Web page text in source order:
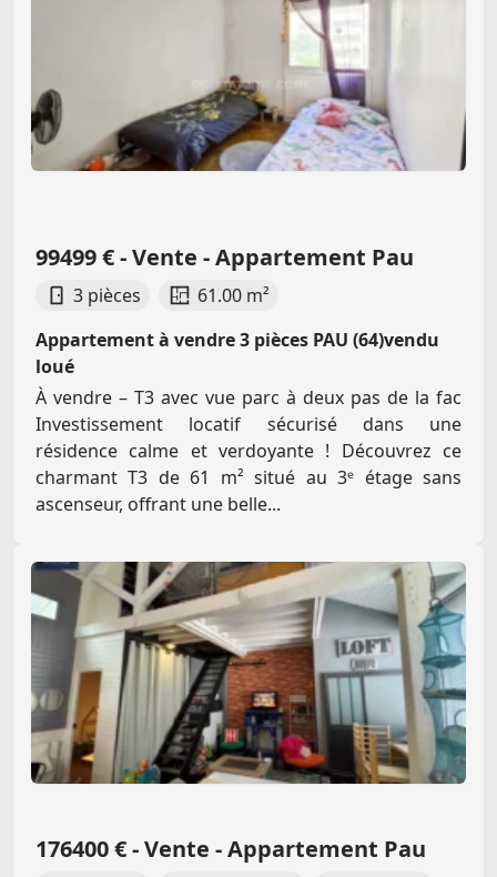
99499 € - Vente - Appartement Pau
3 pièces
61.00 m²
Appartement à vendre 3 pièces PAU (64)vendu
loué
À vendre – T3 avec vue parc à deux pas de la fac
Investissement locatif sécurisé dans une
résidence calme et verdoyante ! Découvrez ce
charmant T3 de 61 m² situé au 3ᵉ étage sans
ascenseur, offrant une belle...
176400 € - Vente - Appartement Pau